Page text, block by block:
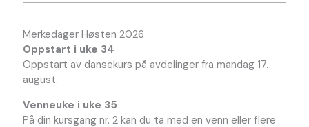
Merkedager Høsten 2026
Oppstart i uke 34
Oppstart av dansekurs på avdelinger fra mandag 17.
august.
Venneuke i uke 35
På din kursgang nr. 2 kan du ta med en venn eller flere